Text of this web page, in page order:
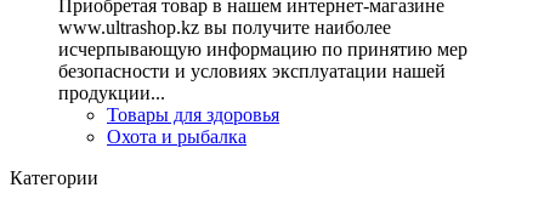
Приобретая товар в нашем интернет-магазине
www.ultrashop.kz вы получите наиболее
исчерпывающую информацию по принятию мер
безопасности и условиях эксплуатации нашей
продукции...
Товары для здоровья
Охота и рыбалка
Категории